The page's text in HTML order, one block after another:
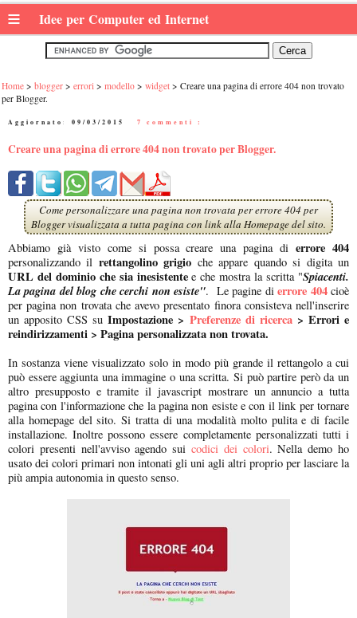
≡ Idee per Computer ed Internet
Home blogger errori modello widget
Creare una pagina di errore 404 non trovato
per Blogger.
Aggiornato: 09/03/2015 7 commenti :
Creare una pagina di errore 404 non trovato per Blogger.
Come personalizzare una pagina non trovata per errore 404 per
Blogger visualizzata a tutta pagina con link alla Homepage del sito.
Abbiamo già visto come si possa creare una pagina dierrore 404
personalizzando il rettangolino grigio che appare quando si digita un
URL del dominio che sia inesistentee che mostra la scritta "Spiacenti.
La pagina del blog che cerchi non esiste". Le pagine dierrore 404cioè
per pagina non trovata che avevo presentato finora consisteva nell'inserire
un apposito CSS suImpostazione > Preferenze di ricerca> Errori e
reindirizzamenti > Pagina personalizzata non trovata.
In sostanza viene visualizzato solo in modo più grande il rettangolo a cui
può essere aggiunta una immagine o una scritta. Si può partire però da un
altro presupposto e tramite il javascript mostrare un annuncio a tutta
pagina con l'informazione che la pagina non esiste e con il link per tornare
alla homepage del sito. Si tratta di una modalità molto pulita e di facile
installazione. Inoltre possono essere completamente personalizzati tutti i
colori presenti nell'avviso agendo sui codici dei colori. Nella demo ho
usato dei colori primari non intonati gli uni agli altri proprio per lasciare la
più ampia autonomia in questo senso.